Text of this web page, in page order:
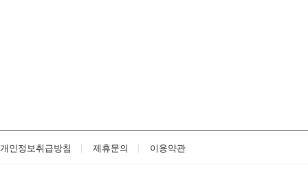
개인정보취급방침 제휴문의 이용약관